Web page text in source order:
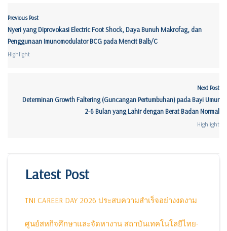
Previous Post
Nyeri yang Diprovokasi Electric Foot Shock, Daya Bunuh Makrofag, dan
Penggunaan Imunomodulator BCG pada Mencit Balb/C
Highlight
Next Post
Determinan Growth Faltering (Guncangan Pertumbuhan) pada Bayi Umur
2-6 Bulan yang Lahir dengan Berat Badan Normal
Highlight
Latest Post
TNI CAREER DAY 2026 ประสบความสำเร็จอย่างงดงาม
ศูนย์สหกิจศึกษาและจัดหางาน สถาบันเทคโนโลยีไทย-